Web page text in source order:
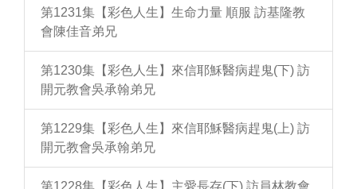
第1231集【彩色人生】生命力量 順服 訪基隆教
會陳佳音弟兄
第1230集【彩色人生】來信耶穌醫病趕鬼(下) 訪
開元教會吳承翰弟兄
第1229集【彩色人生】來信耶穌醫病趕鬼(上) 訪
開元教會吳承翰弟兄
第1228集【彩色人生】主愛長存(下) 訪員林教會